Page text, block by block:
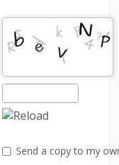
Send a copy to my